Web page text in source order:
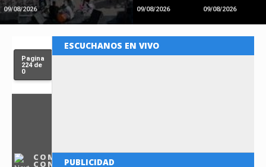
09/08/2026 09/08/2026 09/08/2026
ESCUCHANOS EN VIVO
PUBLICIDAD
Pagina
224 de
0
COMUNICATE
CON